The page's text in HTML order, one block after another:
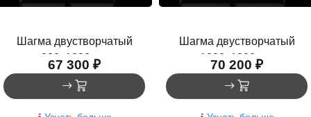
Шагма двустворчатый
900x1200 мм
67 300 ₽
Шагма двустворчатый
1000x1200 мм
70 200 ₽